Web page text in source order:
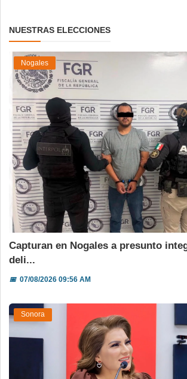
NUESTRAS ELECCIONES
Nogales
Capturan en Nogales a presunto
deli...
📅07/08/2026 09:56 AM
Sonora